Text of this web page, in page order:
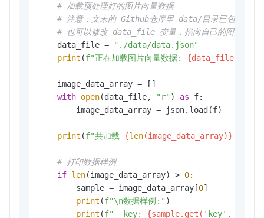
# 加载预处理好的图片向量数据
# 注意：文末的 Github仓库里 data/目录已包含测试
# 也可以修改 data_file 变量，指向自己的图片目录
    data_file =
"./data/data.json"
print (f"正在加载图片向量数据: {data_file}
    image_data_array = []
with open(data_file, "r" ) as f:
        image_data_array = json.load(f)
print (f"共加载 {len(image_data_array)}
# 打印数据样例
if len(image_data_array) > 0:
        sample = image_data_array[
0]
print (f"\n数据样例:" )
print (f"  key: {sample.get( 'key' ,